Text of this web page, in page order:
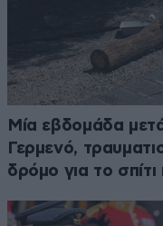
Μία εβδομάδα
Γερμενό,
δρόμο για το